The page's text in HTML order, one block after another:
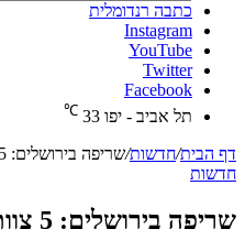
כתבה רנדומלית
Instagram
YouTube
Twitter
Facebook
תל אביב - יפו 33
℃
דף הבית/חדשות/שריפה בירושלים: 5 צוותי כיבוי והצלה פועלים כעת במקום
חדשות
שריפה בירושלים: 5 צוותי כיבוי והצלה פועלים כעת במקום